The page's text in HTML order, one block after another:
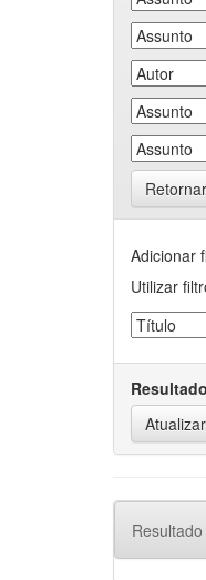
Adicionar
Utilizar